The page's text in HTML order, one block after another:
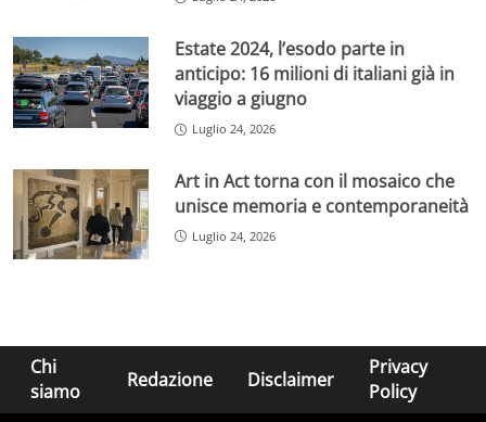
Estate 2024, l’esodo parte in
anticipo: 16 milioni di italiani già in
viaggio a giugno
Luglio 24, 2026
Art in Act torna con il mosaico che
unisce memoria e contemporaneità
Luglio 24, 2026
Chi
siamo
Redazione Disclaimer
Privacy
Policy